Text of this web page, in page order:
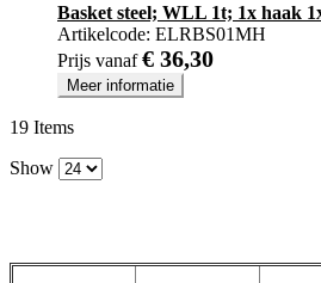
Basket steel; WLL 1t; 1x haak
Artikelcode: ELRBS01MH
Prijs vanaf € 36,30
Meer informatie
19 Items
Show